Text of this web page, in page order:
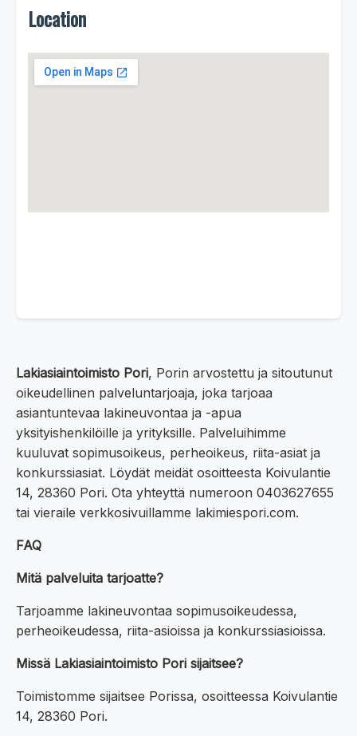
Location
Lakiasiaintoimisto Pori, Porin arvostettu ja sitoutunut
oikeudellinen palveluntarjoaja, joka tarjoaa
asiantuntevaa lakineuvontaa ja -apua
yksityishenkilöille ja yrityksille. Palveluihimme
kuuluvat sopimusoikeus, perheoikeus, riita-asiat ja
konkurssiasiat. Löydät meidät osoitteesta Koivulantie
14, 28360 Pori. Ota yhteyttä numeroon 0403627655
tai vieraile verkkosivuillamme lakimiespori.com.
FAQ
Mitä palveluita tarjoatte?
Tarjoamme lakineuvontaa sopimusoikeudessa,
perheoikeudessa, riita-asioissa ja konkurssiasioissa.
Missä Lakiasiaintoimisto Pori sijaitsee?
Toimistomme sijaitsee Porissa, osoitteessa Koivulantie
14, 28360 Pori.